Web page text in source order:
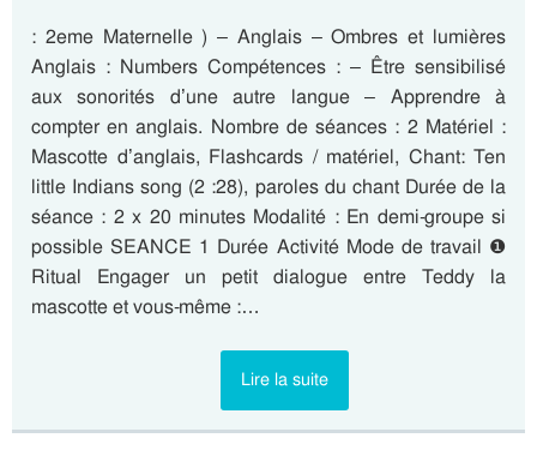
: 2eme Maternelle ) – Anglais – Ombres et lumières
Anglais : Numbers Compétences : – Être sensibilisé
aux sonorités d’une autre langue – Apprendre à
compter en anglais. Nombre de séances : 2 Matériel :
Mascotte d’anglais, Flashcards / matériel, Chant: Ten
little Indians song (2 :28), paroles du chant Durée de la
séance : 2 x 20 minutes Modalité : En demi-groupe si
possible SEANCE 1 Durée Activité Mode de travail ❶
Ritual Engager un petit dialogue entre Teddy la
mascotte et vous-même :…
Lire la suite